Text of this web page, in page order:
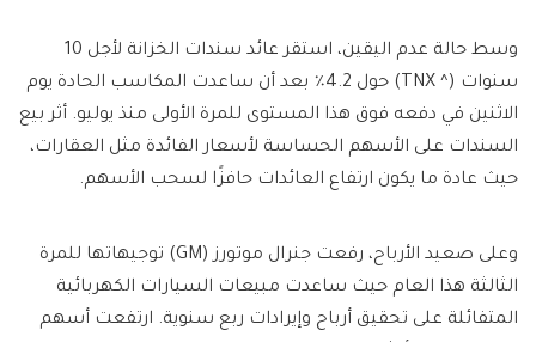
وسط حالة عدم اليقين، استقر عائد سندات الخزانة لأجل 10
سنوات (^ TNX) حول 4.2٪ بعد أن ساعدت المكاسب الحادة يوم
الاثنين في دفعه فوق هذا المستوى للمرة الأولى منذ يوليو. أثر بيع
السندات على الأسهم الحساسة لأسعار الفائدة مثل العقارات،
حيث عادة ما يكون ارتفاع العائدات حافزًا لسحب الأسهم.
وعلى صعيد الأرباح، رفعت جنرال موتورز (GM) توجيهاتها للمرة
الثالثة هذا العام حيث ساعدت مبيعات السيارات الكهربائية
المتفائلة على تحقيق أرباح وإيرادات ربع سنوية. ارتفعت أسهم